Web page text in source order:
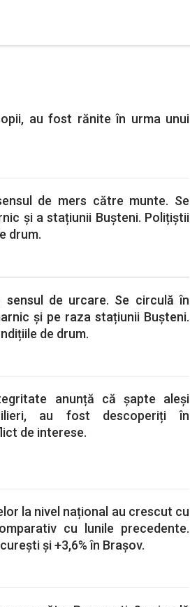
au fost rănite în urma unui
de mers către munte. Se
și a stațiunii Bușteni. Polițiștii
drum.
sensul de urcare. Se circulă în
și pe raza stațiunii Bușteni.
de drum.
anunță că șapte aleși
au fost descoperiți în
de interese.
la nivel național au crescut cu
cu lunile precedente.
și +3,6% în Brașov.